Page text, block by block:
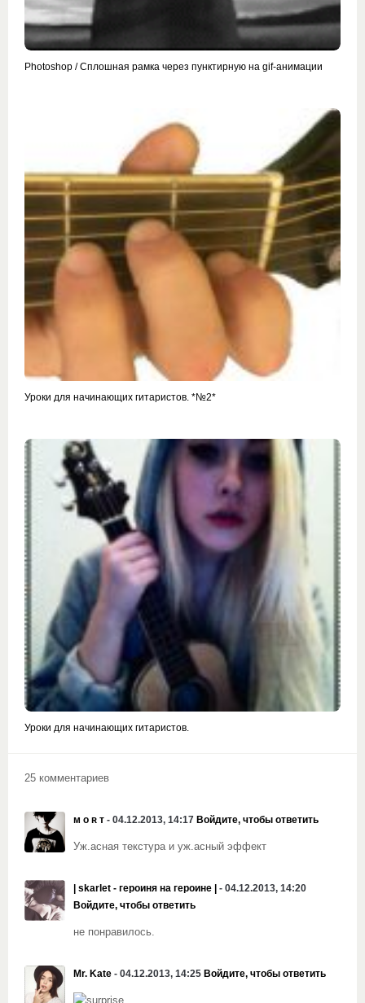
Photoshop / Сплошная рамка через пунктирную на gif-анимации
Уроки для начинающих гитаристов. *№2*
Уроки для начинающих гитаристов.
25 комментариев
ᴍ ᴏ ʀ ᴛ - 04.12.2013, 14:17 Войдите, чтобы ответить
Уж.асная текстура и уж.асный эффект
| skarlet - героиня на героине | - 04.12.2013, 14:20
Войдите, чтобы ответить
не понравилось.
Mr. Kate - 04.12.2013, 14:25 Войдите, чтобы ответить